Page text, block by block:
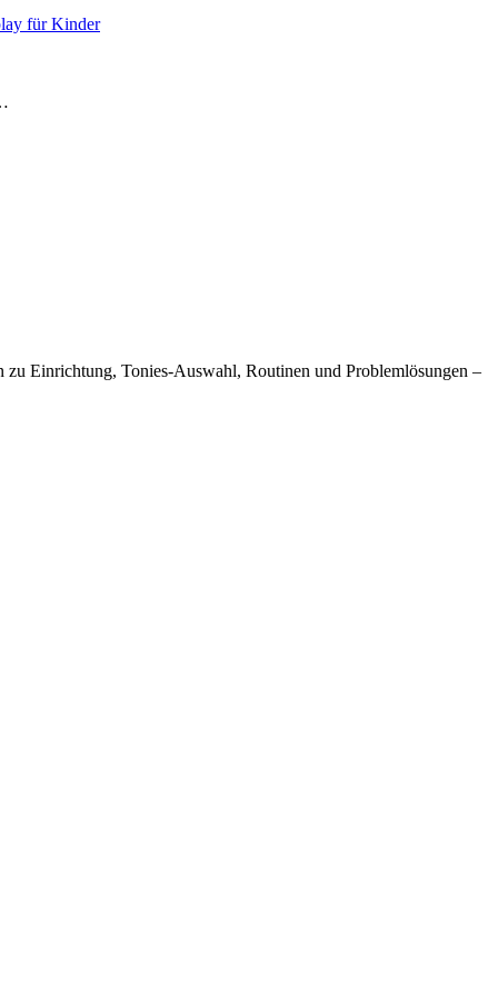
für Kinder
Einrichtung, Tonies-Auswahl, Routinen und Problemlösungen –